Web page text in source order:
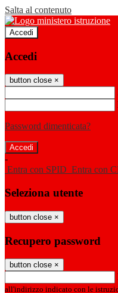
Salta al contenuto
Accedi
Accedi
button close ×
Password dimenticata?
-
Entra con SPID Entra con
Seleziona utente
button close ×
Recupero password
button close ×
all'indirizzo indicato con le